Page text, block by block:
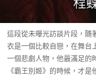
這段從未曝光訪談片段，隨
衣是一個比較自戀，在舞台
一個悲劇人物，他最滿足的
《霸王別姬》的時候，才是